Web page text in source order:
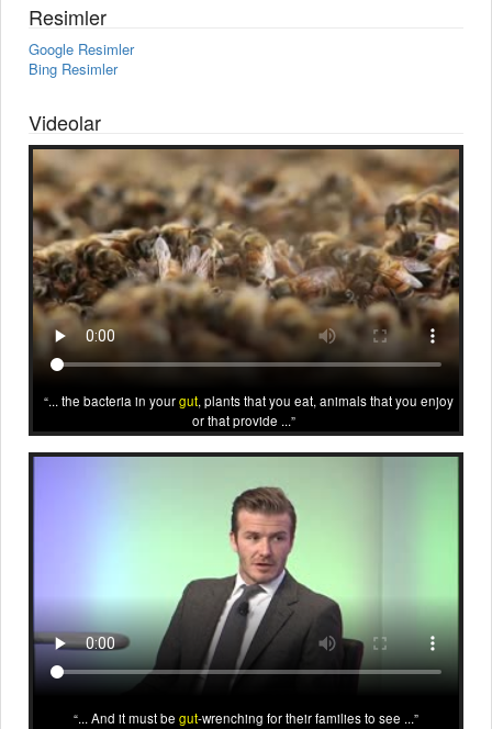
Resimler
Google Resimler
Bing Resimler
Videolar
... the bacteria in yourgut, plants that you eat, animals that you enjoy
or that provide ...
... And it must be gut-wrenching for their families to see ...